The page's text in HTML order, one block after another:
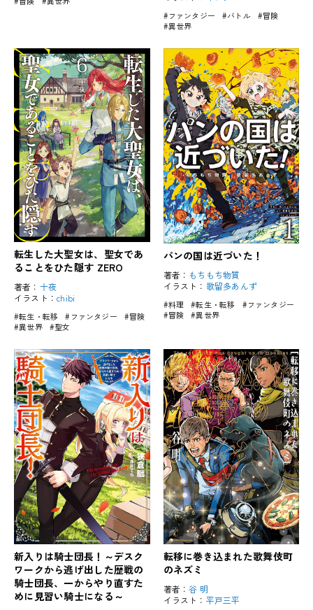
#ファンタジー #バトル
#冒険
#異世界
転生した大聖女は、聖女であ
ることをひた隠す ZERO
著者： 十夜
イラスト：chibi
#転生・転移 #ファンタジー
#冒険
#異世界
#聖女
パンの国は近づいた！
著者： もちもち物質
イラスト： 歌留多あんず
#料理 #転生・転移
#ファンタジー
#冒険
#異世界
新入りは騎士団長！～デスク
ワークから逃げ出した歴戦の
騎士団長、一からやり直すた
めに見習い騎士になる～
転移に巻き込まれた歌舞伎町
のネズミ
著者：谷 明
イラスト： 平戸三平